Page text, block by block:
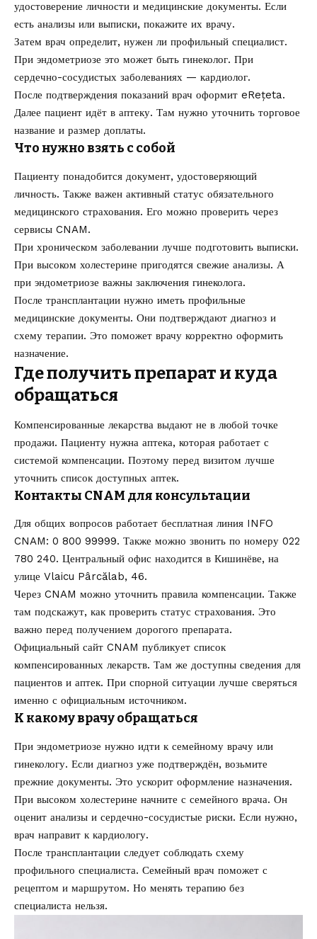
удостоверение личности и медицинские документы. Если
есть анализы или выписки, покажите их врачу.
Затем врач определит, нужен ли профильный специалист.
При эндометриозе это может быть гинеколог. При
сердечно-сосудистых заболеваниях — кардиолог.
После подтверждения показаний врач оформит eRețeta.
Далее пациент идёт в аптеку. Там нужно уточнить торговое
название и размер доплаты.
Что нужно взять с собой
Пациенту понадобится документ, удостоверяющий
личность. Также важен активный статус обязательного
медицинского страхования. Его можно проверить через
сервисы CNAM.
При хроническом заболевании лучше подготовить выписки.
При высоком холестерине пригодятся свежие анализы. А
при эндометриозе важны заключения гинеколога.
После трансплантации нужно иметь профильные
медицинские документы. Они подтверждают диагноз и
схему терапии. Это поможет врачу корректно оформить
назначение.
Где получить препарат и куда
обращаться
Компенсированные лекарства выдают не в любой точке
продажи. Пациенту нужна аптека, которая работает с
системой компенсации. Поэтому перед визитом лучше
уточнить список доступных аптек.
Контакты CNAM для консультации
Для общих вопросов работает бесплатная линия INFO
CNAM: 0 800 99999. Также можно звонить по номеру 022
780 240. Центральный офис находится в Кишинёве, на
улице Vlaicu Pârcălab, 46.
Через CNAM можно уточнить правила компенсации. Также
там подскажут, как проверить статус страхования. Это
важно перед получением дорогого препарата.
Официальный сайт CNAM публикует список
компенсированных лекарств. Там же доступны сведения для
пациентов и аптек. При спорной ситуации лучше сверяться
именно с официальным источником.
К какому врачу обращаться
При эндометриозе нужно идти к семейному врачу или
гинекологу. Если диагноз уже подтверждён, возьмите
прежние документы. Это ускорит оформление назначения.
При высоком холестерине начните с семейного врача. Он
оценит анализы и сердечно-сосудистые риски. Если нужно,
врач направит к кардиологу.
После трансплантации следует соблюдать схему
профильного специалиста. Семейный врач поможет с
рецептом и маршрутом. Но менять терапию без
специалиста нельзя.